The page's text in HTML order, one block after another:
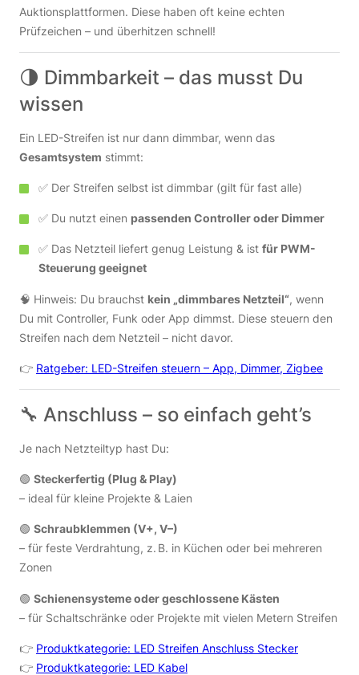
Auktionsplattformen. Diese haben oft keine echten
Prüfzeichen – und überhitzen schnell!
🌗 Dimmbarkeit – das musst Du
wissen
Ein LED-Streifen ist nur dann dimmbar, wenn das
Gesamtsystem stimmt:
✅ Der Streifen selbst ist dimmbar (gilt für fast alle)
✅ Du nutzt einen passenden Controller oder Dimmer
✅ Das Netzteil liefert genug Leistung & ist für PWM-
Steuerung geeignet
🧠 Hinweis: Du brauchst kein „dimmbares Netzteil“, wenn
Du mit Controller, Funk oder App dimmst. Diese steuern den
Streifen nach dem Netzteil – nicht davor.
👉 Ratgeber: LED-Streifen steuern – App, Dimmer, Zigbee
🔧 Anschluss – so einfach geht’s
Je nach Netzteiltyp hast Du:
🟢 Steckerfertig (Plug & Play)
– ideal für kleine Projekte & Laien
🟢 Schraubklemmen (V+, V–)
– für feste Verdrahtung, z. B. in Küchen oder bei mehreren
Zonen
🟢 Schienensysteme oder geschlossene Kästen
– für Schaltschränke oder Projekte mit vielen Metern Streifen
👉 Produktkategorie: LED Streifen Anschluss Stecker
👉 Produktkategorie: LED Kabel